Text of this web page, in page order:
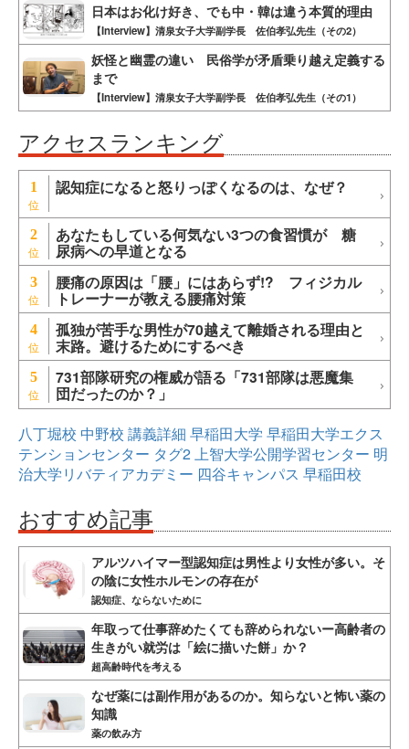
日本はお化け好き、でも中・韓は違う本質的理由
【Interview】清泉女子大学副学長 佐伯孝弘先生（その2）
妖怪と幽霊の違い 民俗学が矛盾乗り越え定義する
まで
【Interview】清泉女子大学副学長 佐伯孝弘先生（その1）
アクセスランキング
1 認知症になると怒りっぽくなるのは、なぜ？
2 あなたもしている何気ない3つの食習慣が 糖
尿病への早道となる
3 腰痛の原因は「腰」にはあらず!? フィジカル
トレーナーが教える腰痛対策
4 孤独が苦手な男性が70越えて離婚される理由と
末路。避けるためにするべき
5 731部隊研究の権威が語る「731部隊は悪魔集
団だったのか？」
八丁堀校 中野校 講義詳細 早稲田大学 早稲田大学エクス
テンションセンター タグ2上智大学公開学習センター 明
治大学リバティアカデミー 四谷キャンパス 早稲田校
おすすめ記事
アルツハイマー型認知症は男性より女性が多い。そ
の陰に女性ホルモンの存在が
認知症、ならないために
年取って仕事辞めたくても辞められないー高齢者の
生きがい就労は「絵に描いた餅」か？
超高齢時代を考える
なぜ薬には副作用があるのか。知らないと怖い薬の
知識
薬の飲み方